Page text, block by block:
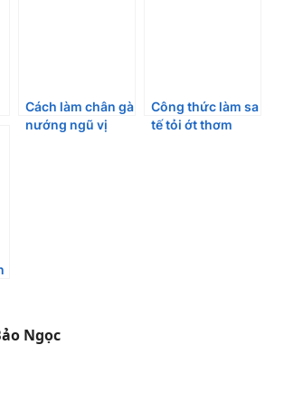
Cách làm chân gà
nướng ngũ vị
Công thức làm sa
tế tỏi ớt thơm
Ngọc